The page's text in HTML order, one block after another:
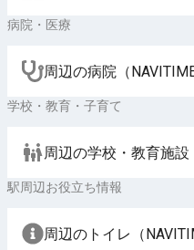
病院・医療
周辺の病院（NAVITIME
学校・教育・子育て
周辺の学校・教育施設
駅周辺お役立ち情報
周辺のトイレ（